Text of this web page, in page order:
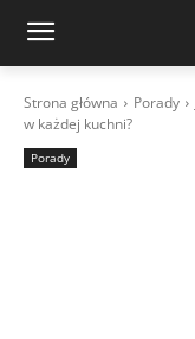
Strona główna Porady
w każdej kuchni?
Porady